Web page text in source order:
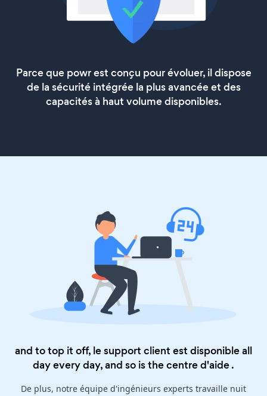
Parce que powr est conçu pour évoluer, il dispose
de la sécurité intégrée la plus avancée et des
capacités à haut volume disponibles.
and to top it off, le support client est disponible all
day every day, and so is thecentre d'aide.
De plus, notre équipe d'ingénieurs experts travaille nuit